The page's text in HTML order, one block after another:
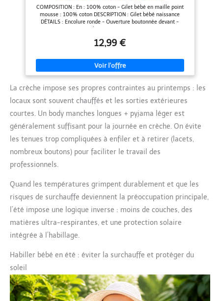
COMPOSITION : En : 100% coton - Gilet bébé en maille point
mousse : 100% coton DESCRIPTION : Gilet bébé naissance
DÉTAILS : Encolure ronde - Ouverture boutonnée devant -
Boutons en bois - Revers aux poignets
12,99 €
La crèche impose ses propres contraintes au printemps : les
locaux sont souvent chauffés et les sorties extérieures
courtes. Un body manches longues + pyjama léger est
généralement suffisant pour la journée en crèche. On évite
les tenues trop compliquées à enfiler et à retirer (lacets,
nombreux boutons) pour faciliter le travail des
professionnels.
Quand les températures grimpent durablement et que les
risques de surchauffe deviennent la préoccupation principale,
l’été impose une logique inverse : moins de couches, des
matières ultra-respirantes, et une protection solaire
intégrée à l’habillage.
Habiller bébé en été : éviter la surchauffe et protéger du
soleil